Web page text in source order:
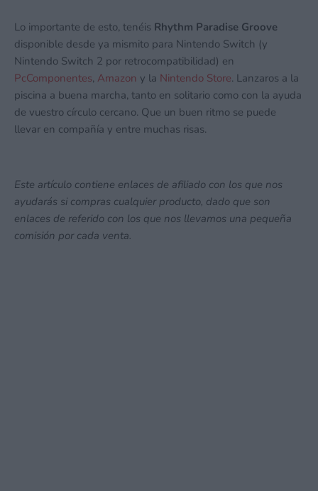
Lo importante de esto, tenéis Rhythm Paradise Groove
disponible desde ya mismito para Nintendo Switch (y
Nintendo Switch 2 por retrocompatibilidad) en
PcComponentes, Amazon y la Nintendo Store. Lanzaros a la
piscina a buena marcha, tanto en solitario como con la ayuda
de vuestro círculo cercano. Que un buen ritmo se puede
llevar en compañía y entre muchas risas.
Este artículo contiene enlaces de afiliado con los que nos
ayudarás si compras cualquier producto, dado que son
enlaces de referido con los que nos llevamos una pequeña
comisión por cada venta.